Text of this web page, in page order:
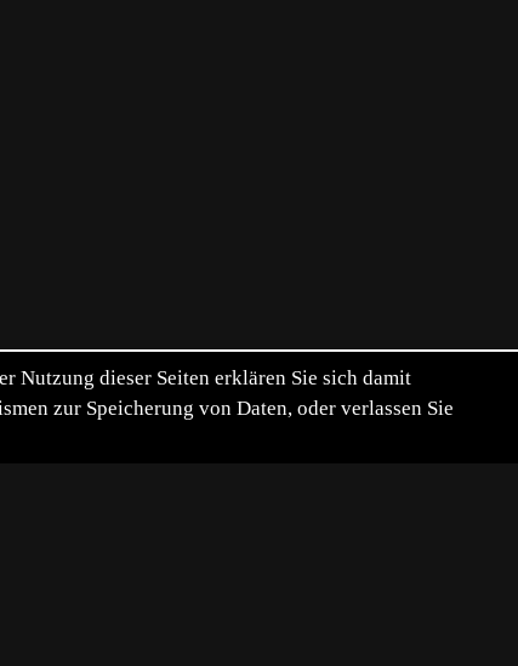
Nutzung dieser Seiten erklären Sie sich damit
zur Speicherung von Daten, oder verlassen Sie